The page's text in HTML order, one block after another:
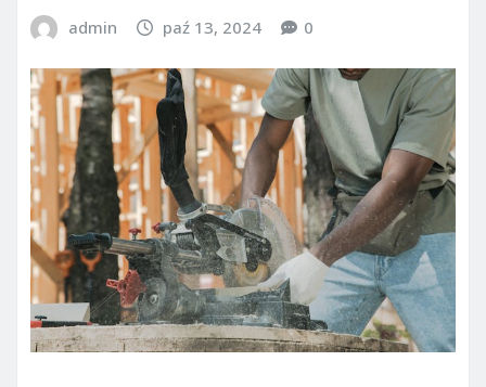
admin paź 13, 2024 0